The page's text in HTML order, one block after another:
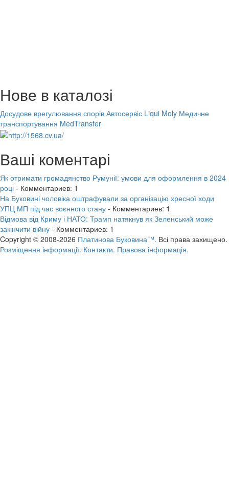
Нове в каталозі
Досудове врегулювання спорів Автосервіс Liqui Moly Медичне
транспортування MedTransfer
Ваші коментарі
Як отримати громадянство Румунії: умови для оформлення в 2024
році - Комментариев: 1
На Буковині чоловіка оштрафували за організацію хресної ходи
УПЦ МП під час воєнного стану - Комментариев: 1
Відмова від Криму і НАТО: Трамп натякнув як Зеленський може
закінчити війну - Комментариев: 1
Copyright © 2008-2026 Платинова Буковина™. Всі права захищено.
Розміщення інформації. Контакти. Правова інформація.